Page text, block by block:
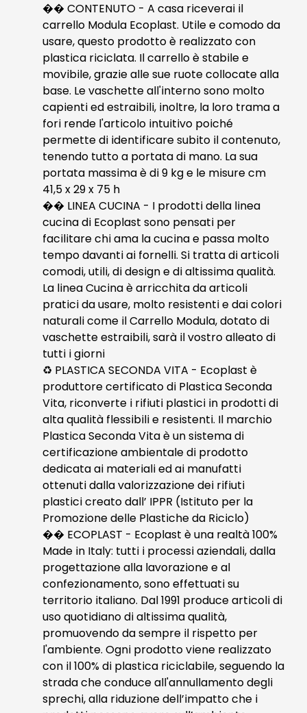
�� CONTENUTO - A casa riceverai il
carrello Modula Ecoplast. Utile e comodo da
usare, questo prodotto è realizzato con
plastica riciclata. Il carrello è stabile e
movibile, grazie alle sue ruote collocate alla
base. Le vaschette all'interno sono molto
capienti ed estraibili, inoltre, la loro trama a
fori rende l'articolo intuitivo poiché
permette di identificare subito il contenuto,
tenendo tutto a portata di mano. La sua
portata massima è di 9 kg e le misure cm
41,5 x 29 x 75 h
�� LINEA CUCINA - I prodotti della linea
cucina di Ecoplast sono pensati per
facilitare chi ama la cucina e passa molto
tempo davanti ai fornelli. Si tratta di articoli
comodi, utili, di design e di altissima qualità.
La linea Cucina è arricchita da articoli
pratici da usare, molto resistenti e dai colori
naturali come il Carrello Modula, dotato di
vaschette estraibili, sarà il vostro alleato di
tutti i giorni
♻️ PLASTICA SECONDA VITA - Ecoplast è
produttore certificato di Plastica Seconda
Vita, riconverte i rifiuti plastici in prodotti di
alta qualità flessibili e resistenti. Il marchio
Plastica Seconda Vita è un sistema di
certificazione ambientale di prodotto
dedicata ai materiali ed ai manufatti
ottenuti dalla valorizzazione dei rifiuti
plastici creato dall’ IPPR (Istituto per la
Promozione delle Plastiche da Riciclo)
�� ECOPLAST - Ecoplast è una realtà 100%
Made in Italy: tutti i processi aziendali, dalla
progettazione alla lavorazione e al
confezionamento, sono effettuati su
territorio italiano. Dal 1991 produce articoli di
uso quotidiano di altissima qualità,
promuovendo da sempre il rispetto per
l'ambiente. Ogni prodotto viene realizzato
con il 100% di plastica riciclabile, seguendo la
strada che conduce all'annullamento degli
sprechi, alla riduzione dell’impatto che i